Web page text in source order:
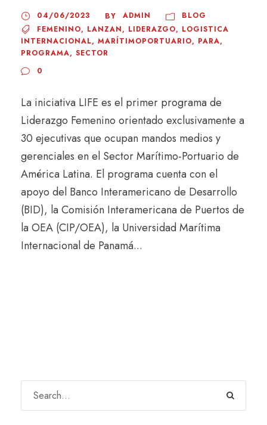
04/06/2023 BY ADMIN
BLOG
FEMENINO, LANZAN, LIDERAZGO, LOGISTICA
INTERNACIONAL, MARÍTIMOPORTUARIO, PARA,
PROGRAMA, SECTOR
0
La iniciativa LIFE es el primer programa de
Liderazgo Femenino orientado exclusivamente a
30 ejecutivas que ocupan mandos medios y
gerenciales en el Sector Marítimo-Portuario de
América Latina. El programa cuenta con el
apoyo del Banco Interamericano de Desarrollo
(BID), la Comisión Interamericana de Puertos de
la OEA (CIP/OEA), la Universidad Marítima
Internacional de Panamá...